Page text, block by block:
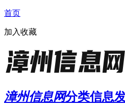
首页
加入收藏
漳州信息网分类信息